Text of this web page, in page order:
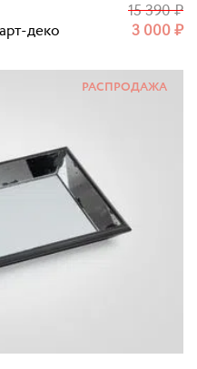
деко 3 000₽
15 390₽
РАСПРОДАЖА